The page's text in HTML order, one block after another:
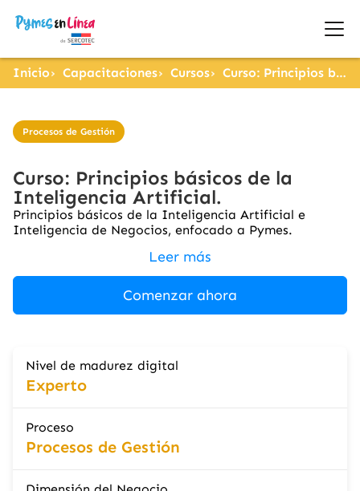
Inicio Capacitaciones Cursos Curso: Principios básicos de la Inteligencia Artificial.
Procesos de Gestión
Curso: Principios básicos de la
Inteligencia Artificial.
Principios básicos de la Inteligencia Artificial e
Inteligencia de Negocios, enfocado a Pymes.
Leer más
Comenzar ahora
Nivel de madurez digital
Experto
Proceso
Procesos de Gestión